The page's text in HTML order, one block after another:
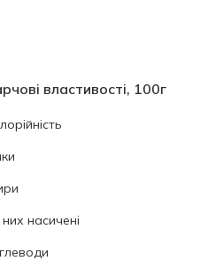
властивості, 100г
насичені